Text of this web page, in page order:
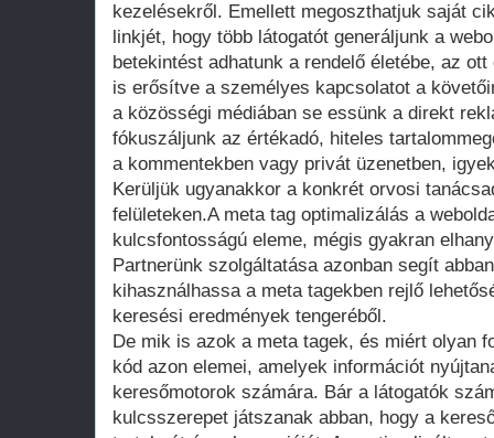
kezelésekről. Emellett megoszthatjuk saját
linkjét, hogy több látogatót generáljunk a
betekintést adhatunk a rendelő életébe, az
is erősítve a személyes kapcsolatot a
a közösségi médiában se essünk a direkt
fókuszáljunk az értékadó, hiteles
a kommentekben vagy privát üzenetben,
Kerüljük ugyanakkor a konkrét orvosi
felületeken.A meta tag optimalizálás a
kulcsfontosságú eleme, mégis gyakran
Partnerünk szolgáltatása azonban segít
kihasználhassa a meta tagekben rejlő
keresési eredmények tengeréből.
De mik is azok a meta tagek, és miért olyan
kód azon elemei, amelyek információt
keresőmotorok számára. Bár a látogatók
kulcsszerepet játszanak abban, hogy a